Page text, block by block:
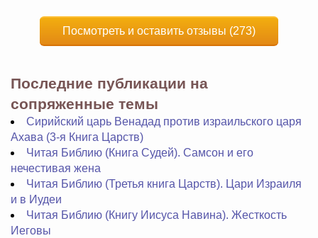
Посмотреть и оставить отзывы (273)
Последние публикации на
сопряженные темы
Сирийский царь Венадад против израильского царя
Ахава (3-я Книга Царств)
Читая Библию (Книга Судей). Самсон и его
нечестивая жена
Читая Библию (Третья книга Царств). Цари Израиля
и в Иудеи
Читая Библию (Книгу Иисуса Навина). Жесткость
Иеговы